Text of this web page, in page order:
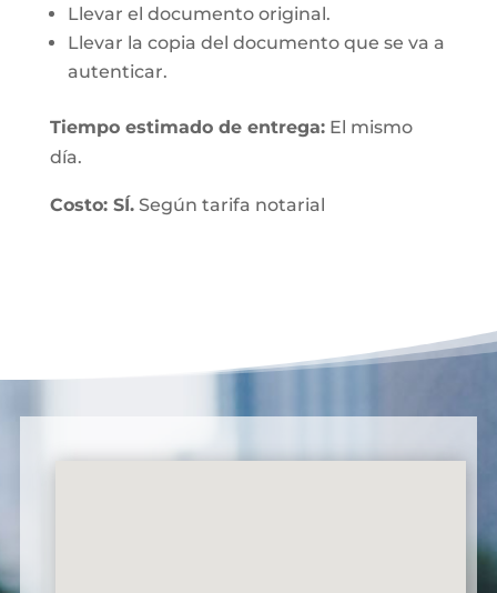
Llevar el documento original.
Llevar la copia del documento que se va a
autenticar.
Tiempo estimado de entrega:El mismo
día.
Costo: SÍ.Según tarifa notarial